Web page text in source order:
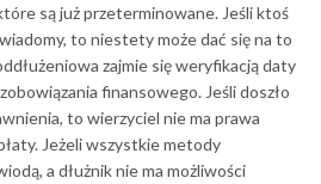
są już przeterminowane. Jeśli ktoś
to niestety może dać się na to
zajmie się weryfikacją daty
finansowego. Jeśli doszło
to wierzyciel nie ma prawa
Jeżeli wszystkie metody
a dłużnik nie ma możliwości